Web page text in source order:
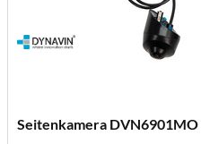
Seitenkamera DVN6901MO